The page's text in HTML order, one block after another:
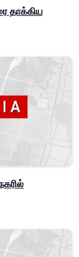
தாக்கிய